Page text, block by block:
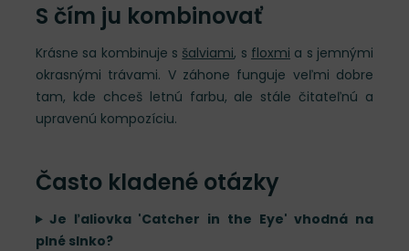
S čím ju kombinovať
Krásne sa kombinuje s šalviami, s floxmi a s jemnými
okrasnými trávami. V záhone funguje veľmi dobre
tam, kde chceš letnú farbu, ale stále čitateľnú a
upravenú kompozíciu.
Často kladené otázky
Je ľaliovka 'Catcher in the Eye' vhodná na
plné slnko?